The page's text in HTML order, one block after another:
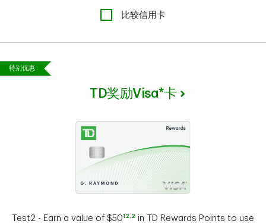
比较信用卡
特别优惠
TD奖励Visa*卡
Test2 - Earn a value of $5012 2 in TD Rewards Points to use